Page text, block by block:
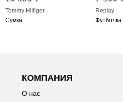
Tommy Hilfiger
Сумка
Replay
Футболка
КОМПАНИЯ
О нас